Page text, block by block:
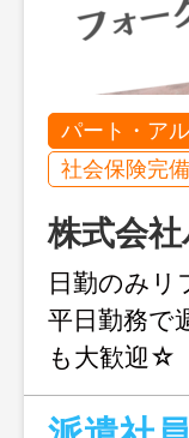
パート・ア
社会保険完備
株式会
日勤のみリ
平日勤務で
も大歓迎☆